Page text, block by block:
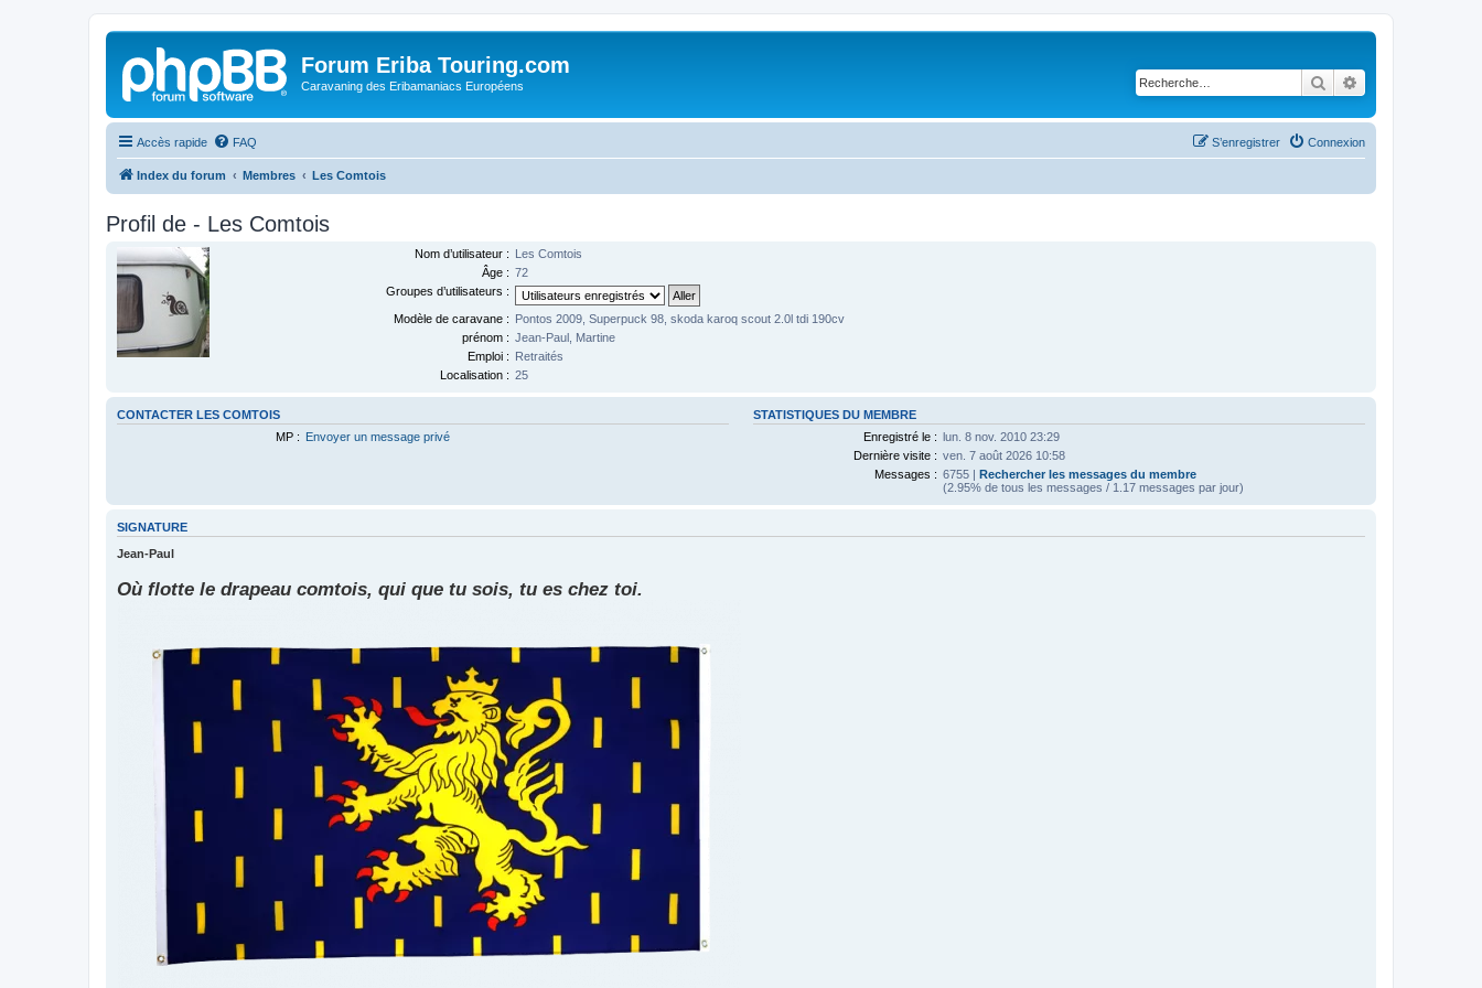
Forum Eriba Touring.com
Caravaning des Eribamaniacs Européens Rechercher
Accès rapide FAQ Connexion
S’enregistrer
Index du forum Membres Les Comtois
Profil de - Les Comtois
Nom d’utilisateur : Les Comtois
Âge : 72
Groupes d’utilisateurs :
Modèle de caravane : Pontos 2009, Superpuck 98, skoda karoq scout 2.0l tdi 190cv
prénom : Jean-Paul, Martine
Emploi : Retraités
Localisation : 25
CONTACTER LES COMTOIS
MP : Envoyer un message privé
STATISTIQUES DU MEMBRE
Enregistré le : lun. 8 nov. 2010 23:29
Dernière visite : ven. 7 août 2026 10:58
Messages : 6755 | Rechercher les messages du membre
(2.95% de tous les messages / 1.17 messages par jour)
SIGNATURE
Jean-Paul
Où flotte le drapeau comtois, qui que tu sois, tu es chez toi.